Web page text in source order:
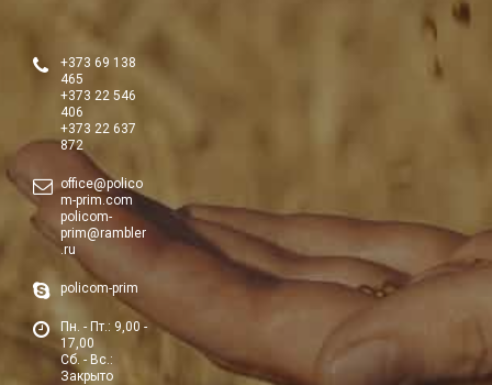
+373 69 138
465
+373 22 546
406
+373 22 637
872
office@polico
m-prim.com
policom-
prim@rambler
.ru
policom-prim
Пн. - Пт.: 9,00 -
17,00
Сб. - Вс.:
Закрыто